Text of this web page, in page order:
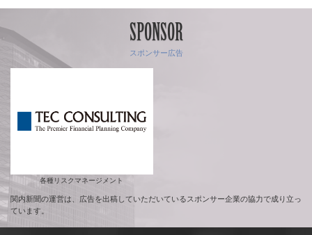
SPONSOR
スポンサー広告
各種リスクマネージメント
関内新聞の運営は、広告を出稿していただいているスポンサー企業の協力で成り立っ
ています。